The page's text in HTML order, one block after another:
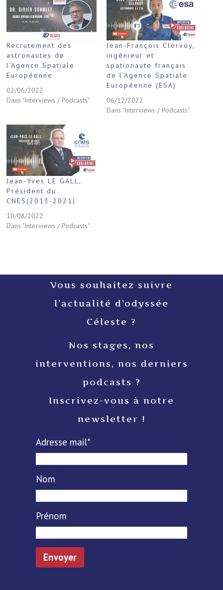
Recrutement des
astronautes de
l’Agence Spatiale
Européenne
02/06/2022
Dans "Interviews / Podcasts"
Jean-François Clervoy,
ingénieur et
spationaute français
de l’Agence Spatiale
Européenne (ESA)
06/12/2022
Dans "Interviews / Podcasts"
Jean-Yves LE GALL,
Président du
CNES(2013-2021)
10/08/2022
Dans "Interviews / Podcasts"
Vous souhaitez suivre
l’actualité d’odyssée
Céleste ?
Nos stages, nos
interventions, nos derniers
podcasts ?
Inscrivez-vous à notre
newsletter !
Adresse mail*
Nom
Prénom